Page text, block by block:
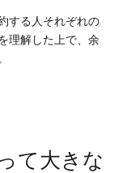
する人それぞれの
理解した上で、余
て大きな